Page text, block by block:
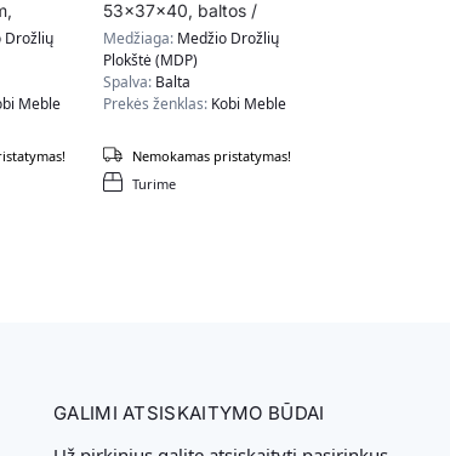
Drožlių
Meble
53x37x40, baltos /
pilkos spalvos
Medžiaga: Medžio Drožlių
Plokštė (MDP)
Spalva: Balta
Prekės ženklas: Kobi Meble
Turime
Nemokamas pristatymas!
GALIMI ATSISKAITYMO BŪDAI